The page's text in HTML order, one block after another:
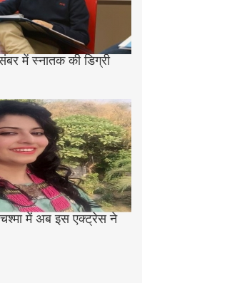
में स्नातक की डिग्री
चश्मा में अब इस एक्ट्रेस ने